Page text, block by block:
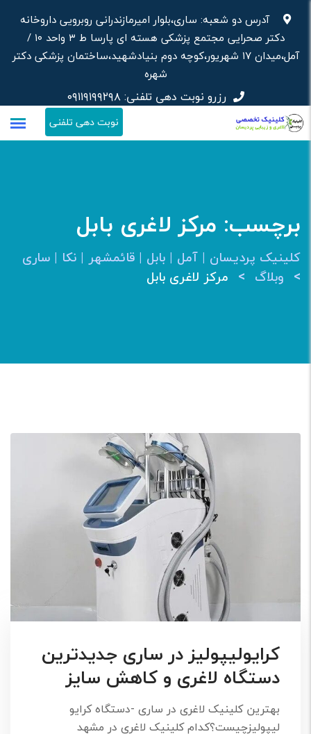
محتوا
آدرس دو شعبه: ساری،بلوار امیرمازندرانی روبرویی داروخانه‌
دکتر صحرایی مجتمع پزشکی هسته ای پارسا ط ۳ واحد ۱۰ /
آمل،میدان ۱۷ شهریور،کوچه دوم بنیادشهید،ساختمان پزشکی دکتر
شهره
رزرو نوبت دهی تلفنی:۰۹۱۱۹۱۹۹۲۹۸
نوبت دهی تلفنی
برچسب: مرکز لاغری بابل
کلینیک پردیسان | آمل | بابل | قائمشهر | نکا | ساری
> وبلاگ > مرکز لاغری بابل
کرایولیپولیز در ساری جدیدترین
دستگاه لاغری و کاهش سایز
بهترین کلینیک لاغری در ساری -دستگاه کرایو
لیپولیزچیست؟کدام کلینیک لاغری در مشهد